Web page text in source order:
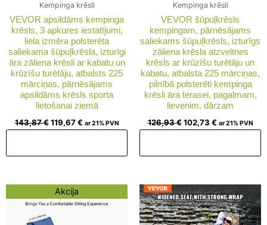
Kempinga krēsli
VEVOR apsildāms kempinga
krēsls, 3 apkures iestatījumi,
liela izmēra polsterēta
saliekama šūpuļkrēsla, izturīgi
āra zāliena krēsli ar kabatu un
krūzīšu turētāju, atbalsts 225
mārciņas, pārnēsājams
apsildāms krēsls sporta
lietošanai ziemā
143,87€ 119,67€ ar 21% PVN
Kempinga krēsli
VEVOR šūpuļkrēsls
kempingam, pārnēsājams
saliekams šūpuļkrēsls, izturīgs
zāliena krēsla atzveltnes
krēsls ar krūzīšu turētāju un
kabatu, atbalsta 225 mārciņas,
pilnībā polsterēti kempinga
krēsli āra terasei, pagalmam,
lievenim, dārzam
126,93€ 102,73 € ar 21% PVN
Akcija
Original
price
107,57 €.
price
is: